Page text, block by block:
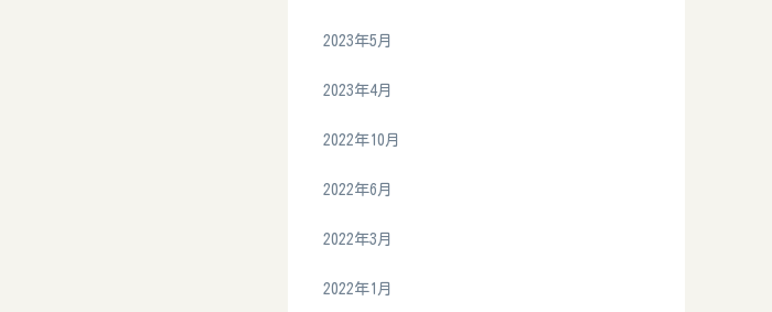
2023年5月
2023年4月
2022年10月
2022年6月
2022年3月
2022年1月